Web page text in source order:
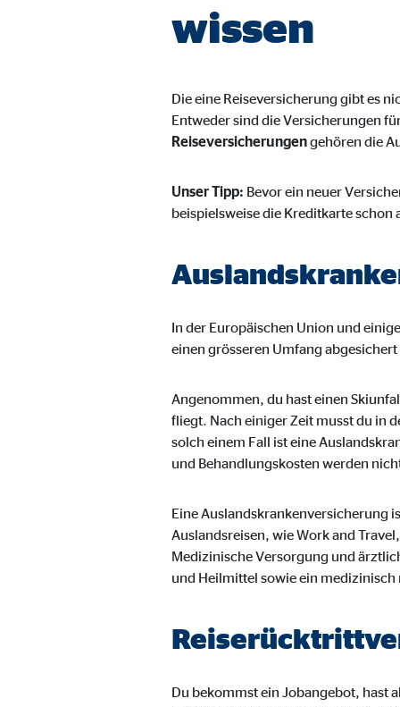
wissen
Die eine Reiseversicherung gibt es
Entweder sind die Versicherungen
Reiseversicherungengehören die
Unser Tipp: Bevor ein neuer
beispielsweise die Kreditkarte schon
In der Europäischen Union und
einen grösseren Umfang
Angenommen, du hast einen
fliegt. Nach einiger Zeit musst du in
solch einem Fall ist eine
und Behandlungskosten werden
Eine Auslandskrankenversicherung
Auslandsreisen, wie Work and
Medizinische Versorgung und
und Heilmittel sowie ein
Du bekommst ein Jobangebot, hast
Cookie Laufzeit: 24
Zweck: